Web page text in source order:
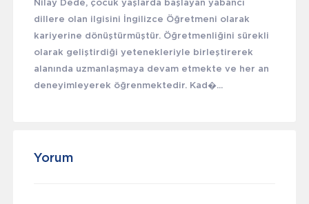
Nilay Dede, çocuk yaşlarda başlayan yabancı
dillere olan ilgisini İngilizce Öğretmeni olarak
kariyerine dönüştürmüştür. Öğretmenliğini sürekli
olarak geliştirdiği yetenekleriyle birleştirerek
alanında uzmanlaşmaya devam etmekte ve her an
deneyimleyerek öğrenmektedir. Kad�...
Yorum